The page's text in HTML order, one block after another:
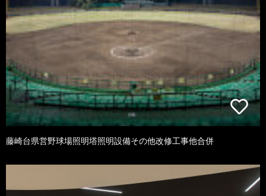
藤崎台県営野球場照明塔照明設備その他改修工事他合併